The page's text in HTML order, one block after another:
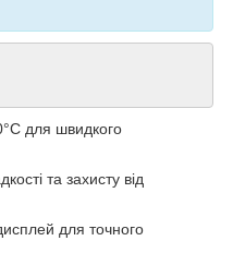
для швидкого
та захисту від
для точного